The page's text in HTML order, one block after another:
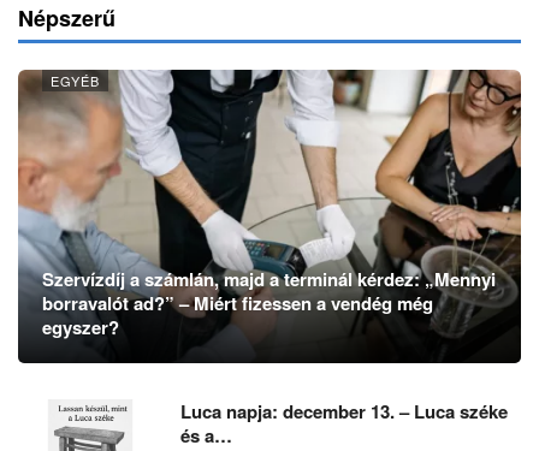
Népszerű
EGYÉB
Szervízdíj a számlán, majd a terminál kérdez: „Mennyi
borravalót ad?” – Miért fizessen a vendég még
egyszer?
Luca napja: december 13. – Luca széke
és a…